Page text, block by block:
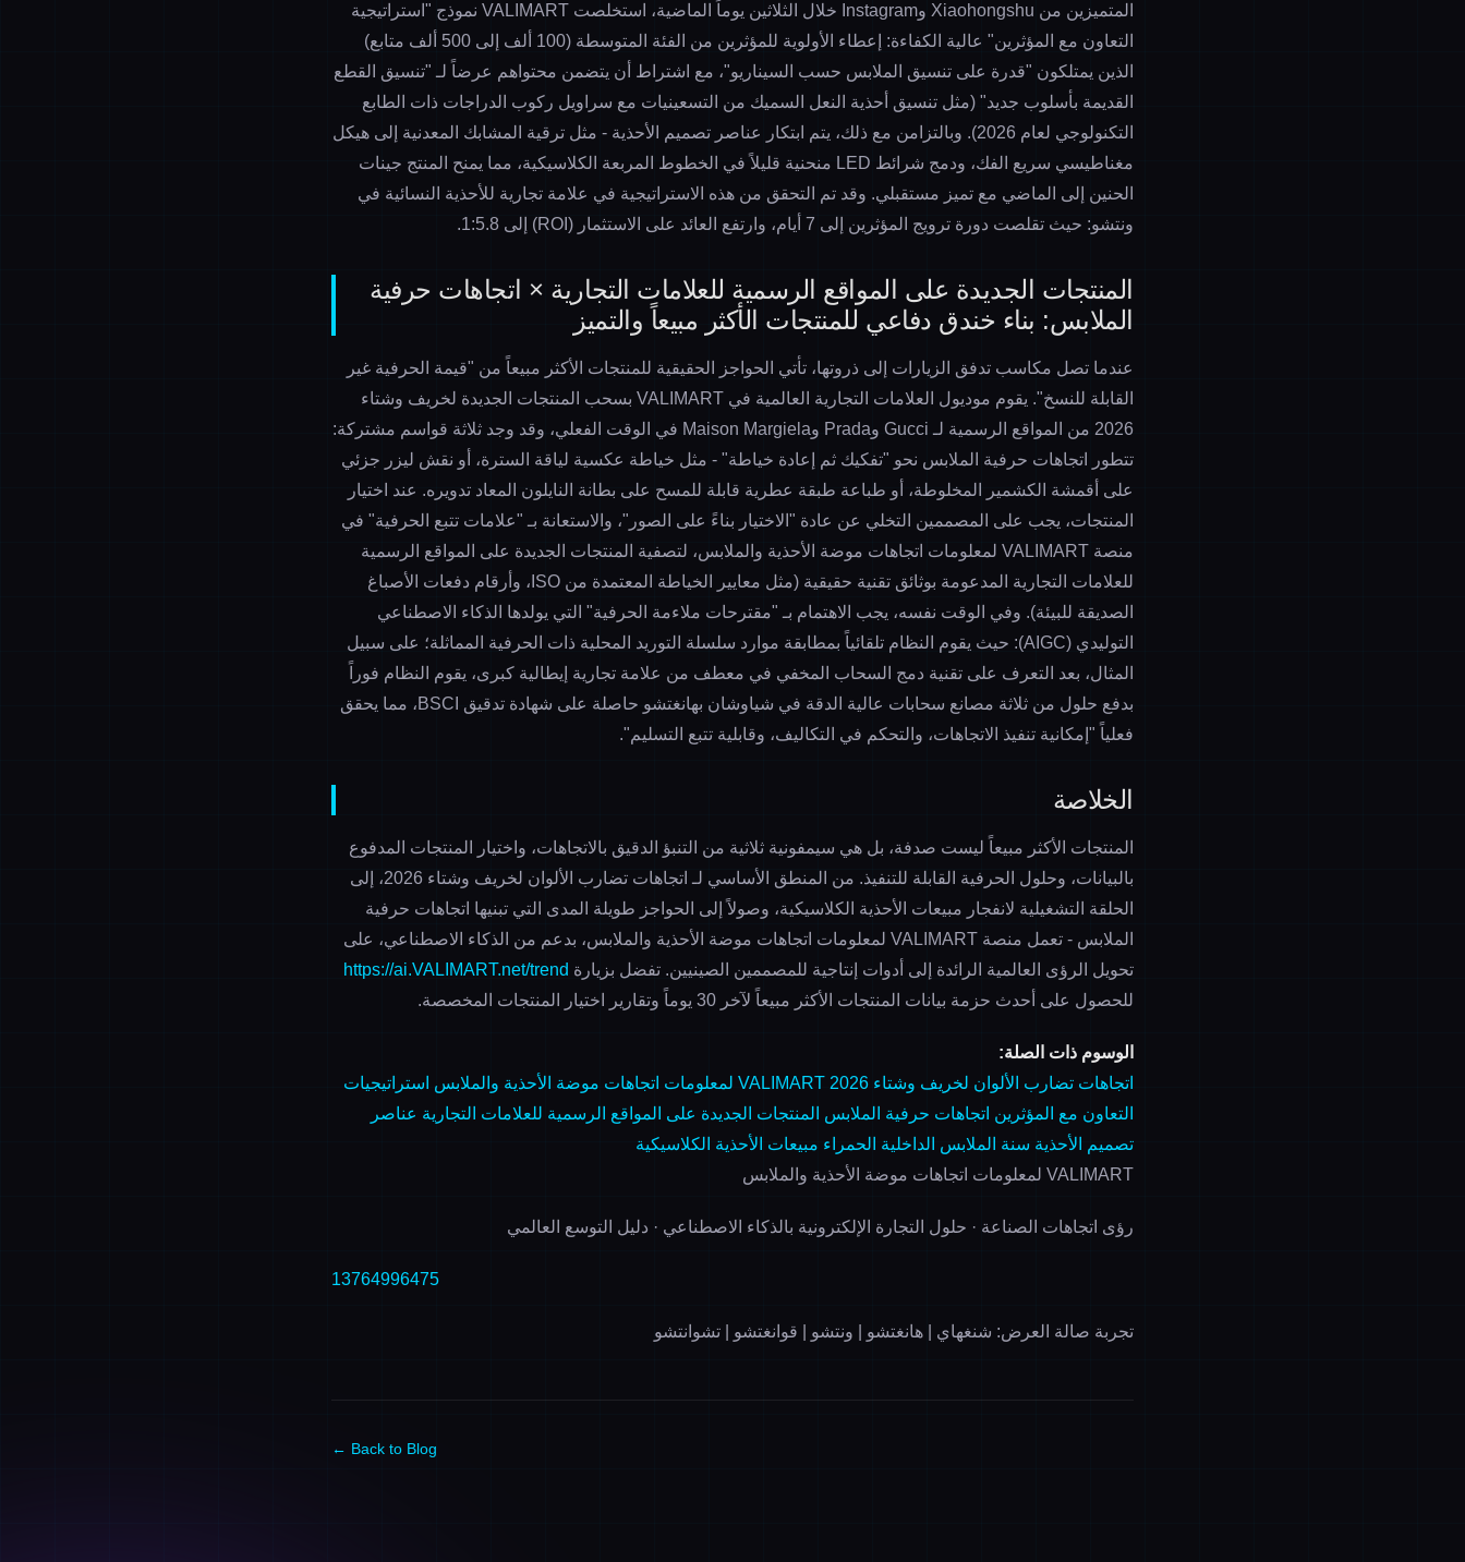
المتميزين من Xiaohongshu وInstagram خلال الثلاثين يوماً الماضية، استخلصت VALIMART نموذج "
استراتيجية
التعاون مع المؤثرين
" عالية الكفاءة: إعطاء الأولوية للمؤثرين من الفئة المتوسطة (100 ألف إلى 500 ألف متابع)
الذين يمتلكون "قدرة على تنسيق الملابس حسب السيناريو"، مع اشتراط أن يتضمن محتواهم عرضاً لـ "تنسيق القطع
القديمة بأسلوب جديد" (مثل تنسيق أحذية النعل السميك من التسعينيات مع سراويل ركوب الدراجات ذات الطابع
التكنولوجي لعام 2026). وبالتزامن مع ذلك، يتم ابتكار
عناصر تصميم الأحذية - مثل ترقية المشابك المعدنية إلى هيكل
مغناطيسي سريع الفك، ودمج شرائط LED منحنية قليلاً في الخطوط المربعة الكلاسيكية، مما يمنح المنتج جينات
الحنين إلى الماضي مع تميز مستقبلي. وقد تم التحقق من هذه الاستراتيجية في علامة تجارية للأحذية النسائية في
ونتشو: حيث تقلصت دورة ترويج المؤثرين إلى 7 أيام، وارتفع العائد على الاستثمار (ROI) إلى 1:5.8.
المنتجات الجديدة على المواقع الرسمية للعلامات التجارية × اتجاهات حرفية
الملابس: بناء خندق دفاعي للمنتجات الأكثر مبيعاً والتميز
عندما تصل مكاسب تدفق الزيارات إلى ذروتها، تأتي الحواجز الحقيقية للمنتجات الأكثر مبيعاً من "قيمة الحرفية غير
القابلة للنسخ". يقوم موديول العلامات التجارية العالمية في VALIMART بسحب المنتجات الجديدة لخريف وشتاء
2026 من المواقع الرسمية لـ Gucci وPrada وMaison Margiela في الوقت الفعلي، وقد وجد ثلاثة قواسم مشتركة:
تتطور
اتجاهات حرفية الملابس نحو "تفكيك ثم إعادة خياطة" - مثل خياطة عكسية لياقة السترة، أو نقش ليزر جزئي
على أقمشة الكشمير المخلوطة، أو طباعة طبقة عطرية قابلة للمسح على بطانة النايلون المعاد تدويره. عند اختيار
المنتجات، يجب على المصممين التخلي عن عادة "الاختيار بناءً على الصور"، والاستعانة بـ "علامات تتبع الحرفية" في
منصة VALIMART لمعلومات اتجاهات موضة الأحذية والملابس، لتصفية
المنتجات الجديدة على المواقع الرسمية
للعلامات التجارية
المدعومة بوثائق تقنية حقيقية (مثل معايير الخياطة المعتمدة من ISO، وأرقام دفعات الأصباغ
الصديقة للبيئة). وفي الوقت نفسه، يجب الاهتمام بـ "مقترحات ملاءمة الحرفية" التي يولدها الذكاء الاصطناعي
التوليدي (AIGC): حيث يقوم النظام تلقائياً بمطابقة موارد سلسلة التوريد المحلية ذات الحرفية المماثلة؛ على سبيل
المثال، بعد التعرف على تقنية دمج السحاب المخفي في معطف من علامة تجارية إيطالية كبرى، يقوم النظام فوراً
بدفع حلول من ثلاثة مصانع سحابات عالية الدقة في شياوشان بهانغتشو حاصلة على شهادة تدقيق BSCI، مما يحقق
فعلياً "إمكانية تنفيذ الاتجاهات، والتحكم في التكاليف، وقابلية تتبع التسليم".
الخلاصة
المنتجات الأكثر مبيعاً ليست صدفة، بل هي سيمفونية ثلاثية من التنبؤ الدقيق بالاتجاهات، واختيار المنتجات المدفوع
بالبيانات، وحلول الحرفية القابلة للتنفيذ. من المنطق الأساسي لـ اتجاهات تضارب الألوان لخريف وشتاء 2026
، إلى
الحلقة التشغيلية لانفجار مبيعات الأحذية الكلاسيكية، وصولاً إلى الحواجز طويلة المدى التي تبنيها اتجاهات حرفية
الملابس
- تعمل منصة VALIMART لمعلومات اتجاهات موضة الأحذية والملابس، بدعم من الذكاء الاصطناعي، على
تحويل الرؤى العالمية الرائدة إلى أدوات إنتاجية للمصممين الصينيين. تفضل بزيارة https://ai.VALIMART.net/trend
للحصول على أحدث حزمة بيانات المنتجات الأكثر مبيعاً لآخر 30 يوماً وتقارير اختيار المنتجات المخصصة.
الوسوم ذات الصلة:
اتجاهات تضارب الألوان لخريف وشتاء 2026
VALIMART لمعلومات اتجاهات موضة الأحذية والملابس
استراتيجيات
التعاون مع المؤثرين اتجاهات حرفية الملابس المنتجات الجديدة على المواقع الرسمية للعلامات التجارية عناصر
تصميم الأحذية سنة الملابس الداخلية الحمراء مبيعات الأحذية الكلاسيكية
VALIMART لمعلومات اتجاهات موضة الأحذية والملابس
رؤى اتجاهات الصناعة · حلول التجارة الإلكترونية بالذكاء الاصطناعي · دليل التوسع العالمي
13764996475
تجربة صالة العرض: شنغهاي | هانغتشو | ونتشو | قوانغتشو | تشوانتشو
← Back to Blog